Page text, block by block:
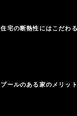
住宅の断熱性にはこだわ
プールのある家のメリッ